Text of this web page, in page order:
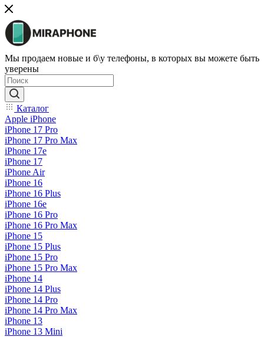
Мы продаем новые и б\у телефоны, в которых вы можете быть
уверены
Каталог
Apple iPhone
iPhone 17 Pro
iPhone 17 Pro Max
iPhone 17e
iPhone 17
iPhone Air
iPhone 16
iPhone 16 Plus
iPhone 16e
iPhone 16 Pro
iPhone 16 Pro Max
iPhone 15
iPhone 15 Plus
iPhone 15 Pro
iPhone 15 Pro Max
iPhone 14
iPhone 14 Plus
iPhone 14 Pro
iPhone 14 Pro Max
iPhone 13
iPhone 13 Mini